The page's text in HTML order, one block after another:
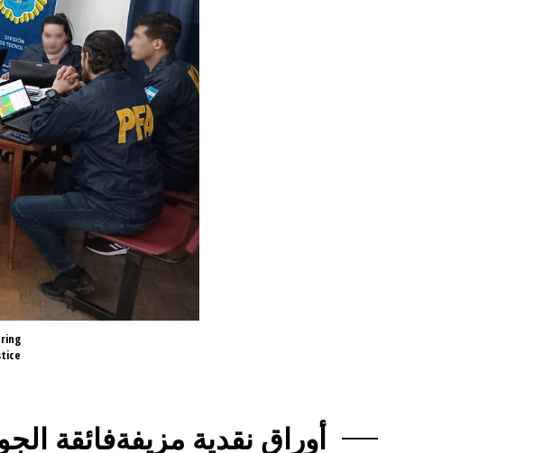
أوراق نقدية مزيفةفائقة